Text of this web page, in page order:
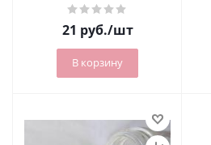
21 руб./шт
В корзину